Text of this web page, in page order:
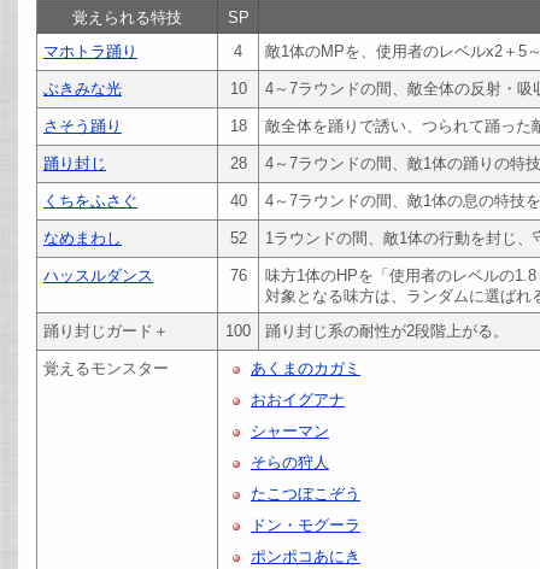
覚えられる特技
SP
マホトラ踊り
4 敵1体のMPを、使用者のレベルx2＋5
ぶきみな光 10 4～7ラウンドの間、敵全体の反射・
さそう踊り 18 敵全体を踊りで誘い、つられて踊っ
踊り封じ 28 4～7ラウンドの間、敵1体の踊りの特
くちをふさぐ 40 4～7ラウンドの間、敵1体の息の特技
なめまわし 52 1ラウンドの間、敵1体の行動を封じ、
ハッスルダンス 76
味方1体のHPを「使用者のレベルの
対象となる味方は、ランダムに選ばれ
踊り封じガード＋
100 踊り封じ系の耐性が2段階上がる。
覚えるモンスター
あくまのカガミ
おおイグアナ
シャーマン
そらの狩人
たこつぼこぞう
ドン・モグーラ
ポンポコあにき